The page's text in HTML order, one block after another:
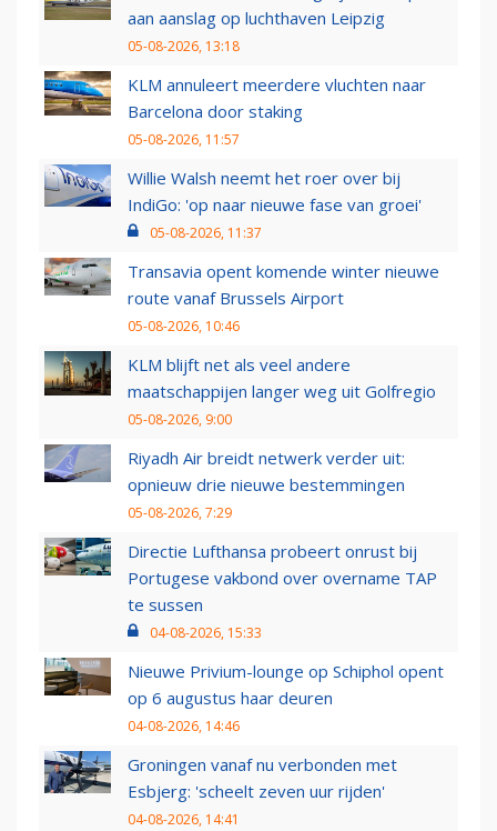
aan aanslag op luchthaven Leipzig
05-08-2026, 13:18
KLM annuleert meerdere vluchten naar
Barcelona door staking
05-08-2026, 11:57
Willie Walsh neemt het roer over bij
IndiGo: 'op naar nieuwe fase van groei'
05-08-2026, 11:37
Transavia opent komende winter nieuwe
route vanaf Brussels Airport
05-08-2026, 10:46
KLM blijft net als veel andere
maatschappijen langer weg uit Golfregio
05-08-2026, 9:00
Riyadh Air breidt netwerk verder uit:
opnieuw drie nieuwe bestemmingen
05-08-2026, 7:29
Directie Lufthansa probeert onrust bij
Portugese vakbond over overname TAP
te sussen
04-08-2026, 15:33
Nieuwe Privium-lounge op Schiphol opent
op 6 augustus haar deuren
04-08-2026, 14:46
Groningen vanaf nu verbonden met
Esbjerg: 'scheelt zeven uur rijden'
04-08-2026, 14:41